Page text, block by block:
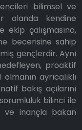
bilimsel ve
alanda kendine
ekip çalışmasına,
becerisine sahip
gençlerdir. Aynı
proaktif
ayrıcalıklı
bakış açılarını
bilinci ile
ve inançla bakan